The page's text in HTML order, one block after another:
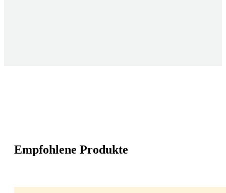
Empfohlene Produkte